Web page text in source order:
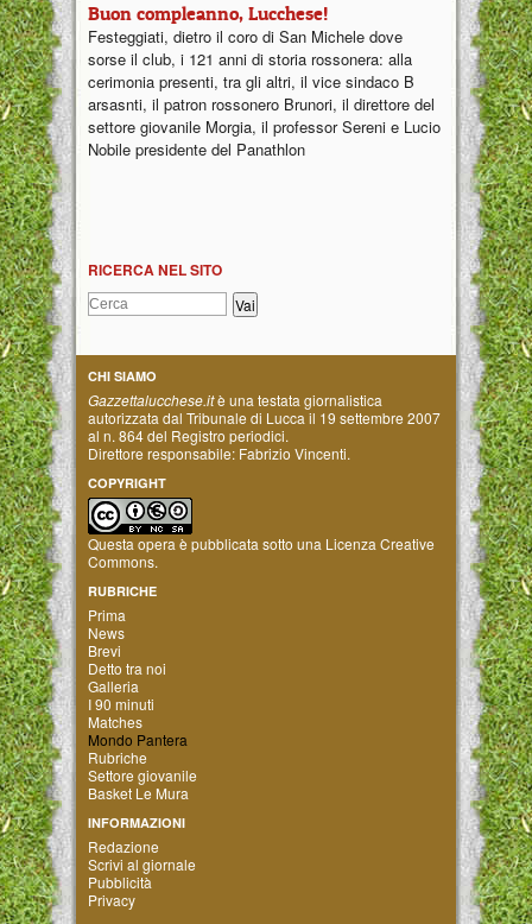
Buon compleanno, Lucchese!
Festeggiati, dietro il coro di San Michele dove
sorse il club, i 121 anni di storia rossonera: alla
cerimonia presenti, tra gli altri, il vice sindaco B
arsasnti, il patron rossonero Brunori, il direttore del
settore giovanile Morgia, il professor Sereni e Lucio
Nobile presidente del Panathlon
RICERCA NEL SITO
CHI SIAMO
Gazzettalucchese.itè una testata giornalistica
autorizzata dal Tribunale di Lucca il 19 settembre 2007
al n. 864 del Registro periodici.
Direttore responsabile: Fabrizio Vincenti.
COPYRIGHT
Questa opera è pubblicata sotto una Licenza Creative
Commons.
RUBRICHE
Prima
News
Brevi
Detto tra noi
Galleria
I 90 minuti
Matches
Mondo Pantera
Rubriche
Settore giovanile
Basket Le Mura
INFORMAZIONI
Redazione
Scrivi al giornale
Pubblicità
Privacy